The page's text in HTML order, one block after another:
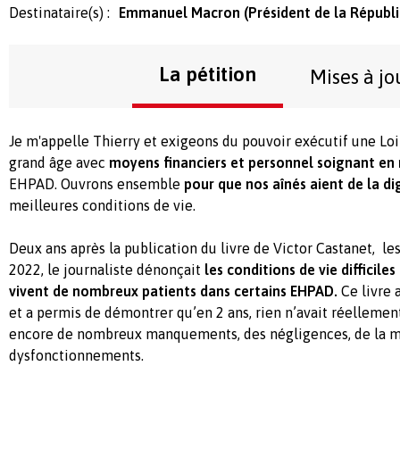
Destinataire(s) :
Emmanuel Macron (Président de la
La pétition Mises à
Je m'appelle Thierry et exigeons du pouvoir exécutif une
grand âge avec moyens financiers et personnel soignant
EHPAD. Ouvrons ensemble pour que nos aînés aient de la
meilleures conditions de vie.
Deux ans après la publication du livre de Victor Castanet,
2022, le journaliste dénonçait les conditions de vie
vivent de nombreux patients dans certains EHPAD. Ce livre
et a permis de démontrer qu’en 2 ans, rien n’avait
encore de nombreux manquements, des négligences, de la
dysfonctionnements.